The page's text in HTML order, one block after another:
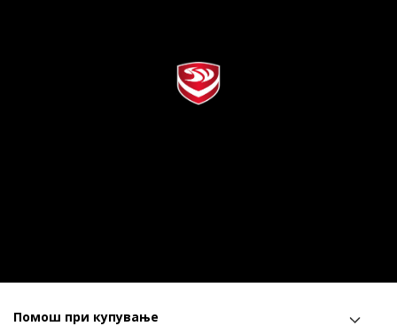
Помош при купување